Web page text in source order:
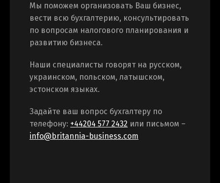
Мы поможем организовать Ваш бизнес,
вести всю бухгалтерию, консультировать
по вопросам налогового планирования и
развитию бизнеса.
Наши специалисты говорят на русском,
украинском, польском, латышском,
эстонском языках.
Задайте ваш вопрос бухгалтеру по
телефону: +44204 577 2432 или письмом –
info@britannia-business.com